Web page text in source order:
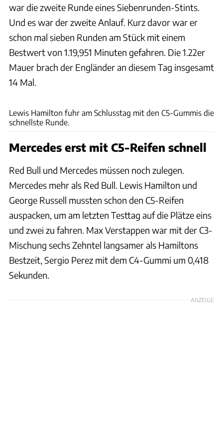
war die zweite Runde eines Siebenrunden-Stints.
Und es war der zweite Anlauf. Kurz davor war er
schon mal sieben Runden am Stück mit einem
Bestwert von 1.19,951 Minuten gefahren. Die 1.22er
Mauer brach der Engländer an diesem Tag insgesamt
14 Mal.
Lewis Hamilton fuhr am Schlusstag mit den C5-Gummis die
schnellste Runde.
Mercedes erst mit C5-Reifen schnell
Red Bull und Mercedes müssen noch zulegen.
Mercedes mehr als Red Bull. Lewis Hamilton und
George Russell mussten schon den C5-Reifen
auspacken, um am letzten Testtag auf die Plätze eins
und zwei zu fahren. Max Verstappen war mit der C3-
Mischung sechs Zehntel langsamer als Hamiltons
Bestzeit, Sergio Perez mit dem C4-Gummi um 0,418
Sekunden.
ANZEIGE